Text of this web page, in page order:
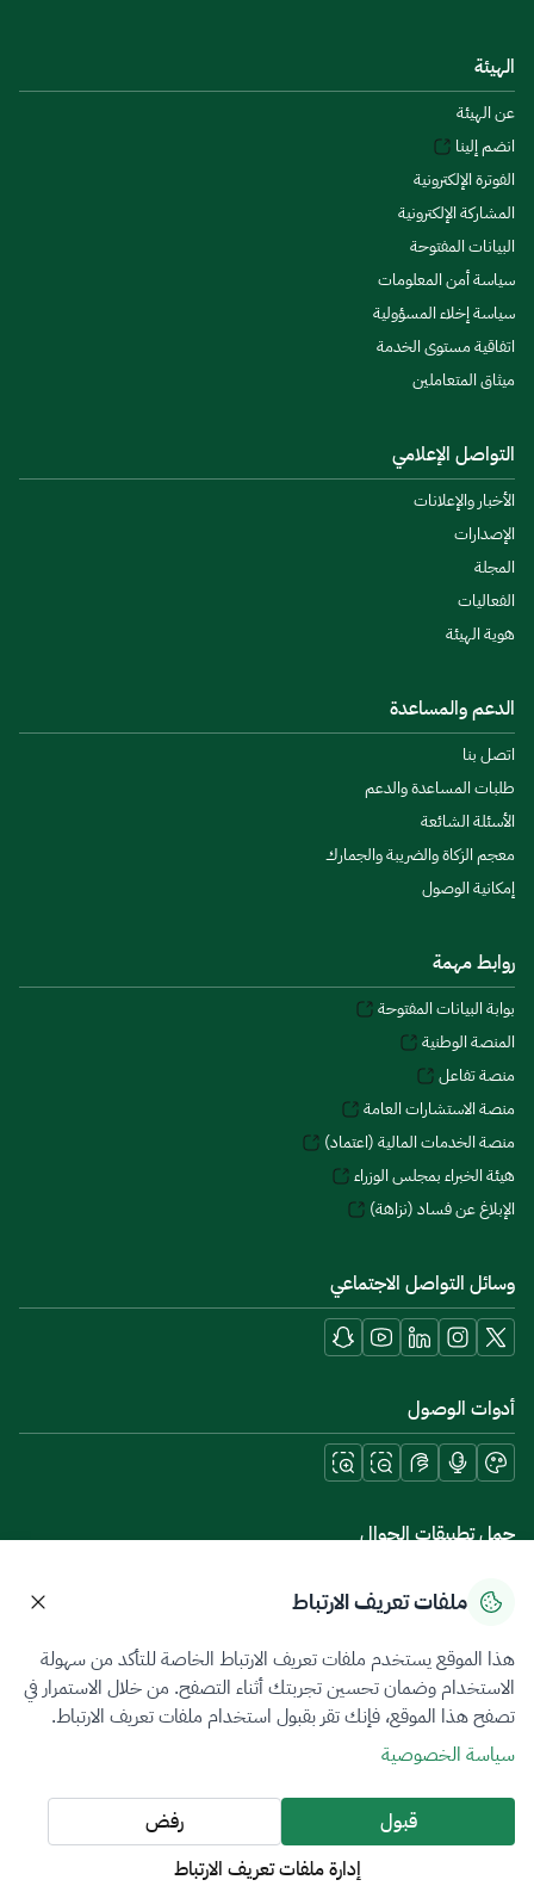
الهيئة
عن الهيئة
انضم إلينا
الفوترة الإلكترونية
المشاركة الإلكترونية
البيانات المفتوحة
سياسة أمن المعلومات
سياسة إخلاء المسؤولية
اتفاقية مستوى الخدمة
ميثاق المتعاملين
التواصل الإعلامي
الأخبار والإعلانات
الإصدارات
المجلة
الفعاليات
هوية الهيئة
الدعم والمساعدة
اتصل بنا
طلبات المساعدة والدعم
الأسئلة الشائعة
معجم الزكاة والضريبة والجمارك
إمكانية الوصول
روابط مهمة
بوابة البيانات المفتوحة
المنصة الوطنية
منصة تفاعل
منصة الاستشارات العامة
منصة الخدمات المالية (اعتماد)
هيئة الخبراء بمجلس الوزراء
الإبلاغ عن فساد (نزاهة)
وسائل التواصل الاجتماعي
أدوات الوصول
حمل تطبيقات الجوال
سياسة الخصوصيةشروط الاستخدامخريطة الموقع
جميع الحقوق محفوظة 2026 © ZATCA.GOV.SA
تم تطويره وصيانته بواسطة هيئة الزكاة والضريبة والجمارك
آخر تحديث للموقع في
ملفات تعريف الارتباط
هذا الموقع يستخدم ملفات تعريف الارتباط الخاصة للتأكد من سهولة
الاستخدام وضمان تحسين تجربتك أثناء التصفح. من خلال الاستمرار في
تصفح هذا الموقع، فإنك تقر بقبول استخدام ملفات تعريف الارتباط.
سياسة الخصوصية
قبول
رفض
إدارة ملفات تعريف الارتباط